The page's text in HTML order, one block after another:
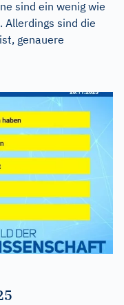
sind ein wenig wie
Allerdings sind die
genauere